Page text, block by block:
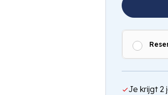
Je krijgt 2